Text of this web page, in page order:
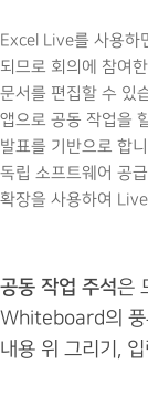
Excel Live를 사용
되므로 회의에 참여
문서를 편집할 수 있
앱으로 공동 작업을
발표를 기반으로 합
독립 소프트웨어 공
확장을 사용하여
공동 작업 주석은
Whiteboard의 풍
내용 위 그리기,